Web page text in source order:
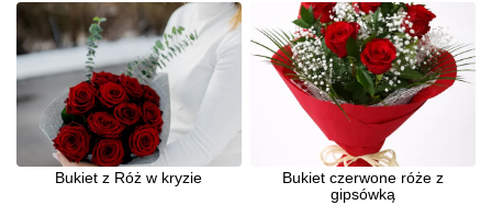
Bukiet z Róż w kryzie
Bukiet czerwone róże z
gipsówką